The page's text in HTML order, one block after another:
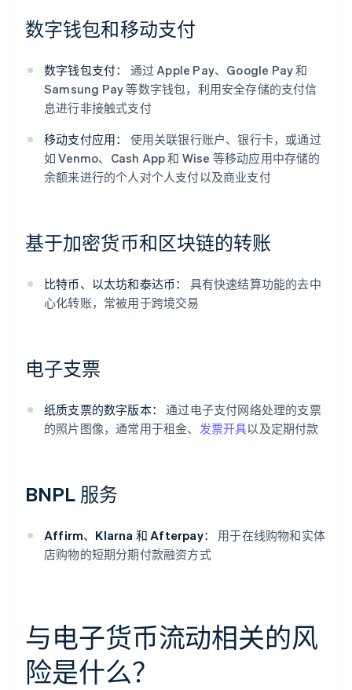
数字钱包和移动支付
数字钱包支付：
通过 Apple Pay、Google Pay 和
Samsung Pay 等数字钱包，利用安全存储的支付信
息进行非接触式支付
移动支付应用：
使用关联银行账户、银行卡，或通过
如 Venmo、Cash App 和 Wise 等移动应用中存储的
余额来进行的个人对个人支付以及商业支付
基于加密货币和区块链的转账
比特币、以太坊和泰达币：
具有快速结算功能的去中
心化转账，常被用于跨境交易
电子支票
纸质支票的数字版本：
通过电子支付网络处理的支票
的照片图像，通常用于租金、 发票开具以及定期付款
BNPL 服务
Affirm、Klarna 和 Afterpay：
用于在线购物和实体
店购物的短期分期付款融资方式
与电子货币流动相关的风
险是什么？